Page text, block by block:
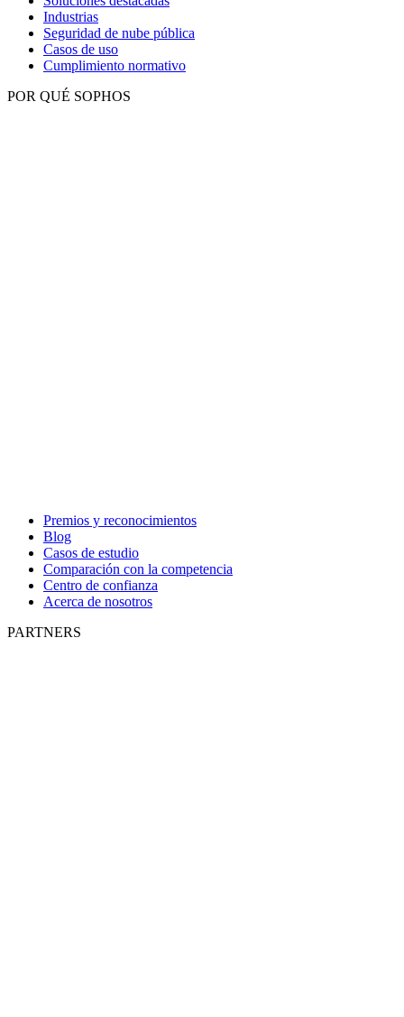
Industrias
Seguridad de nube pública
Casos de uso
Cumplimiento normativo
POR QUÉ SOPHOS
Premios y reconocimientos
Blog
Casos de estudio
Comparación con la competencia
Centro de confianza
Acerca de nosotros
PARTNERS